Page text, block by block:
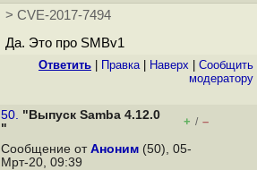
> CVE-2017-7494
Да. Это про SMBv1
Ответить Правка| Наверх
Cообщить
модератору
50. "Выпуск Samba 4.12.0
"
+ / –
Сообщение от Аноним (50), 05-
Мрт-20, 09:39